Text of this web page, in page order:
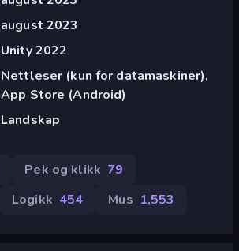
august 2023
Unity 2022
Nettleser (kun for datamaskiner),
App Store (Android)
Landskap
Pek og klikk 79
Logikk 454 Mus 1,553